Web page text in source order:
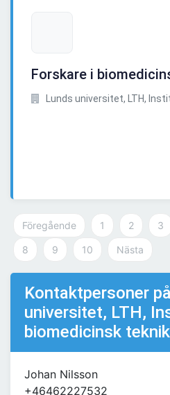
Forskare i
Lunds universitet, LTH,
Föregående 1 2 3
8 9 10 Nästa
Kontaktpersoner
universitet, LTH,
biomedicinsk teknik
Johan Nilsson
+46462227532